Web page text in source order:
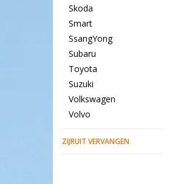
Skoda
Smart
SsangYong
Subaru
Toyota
Suzuki
Volkswagen
Volvo
ZIJRUIT VERVANGEN